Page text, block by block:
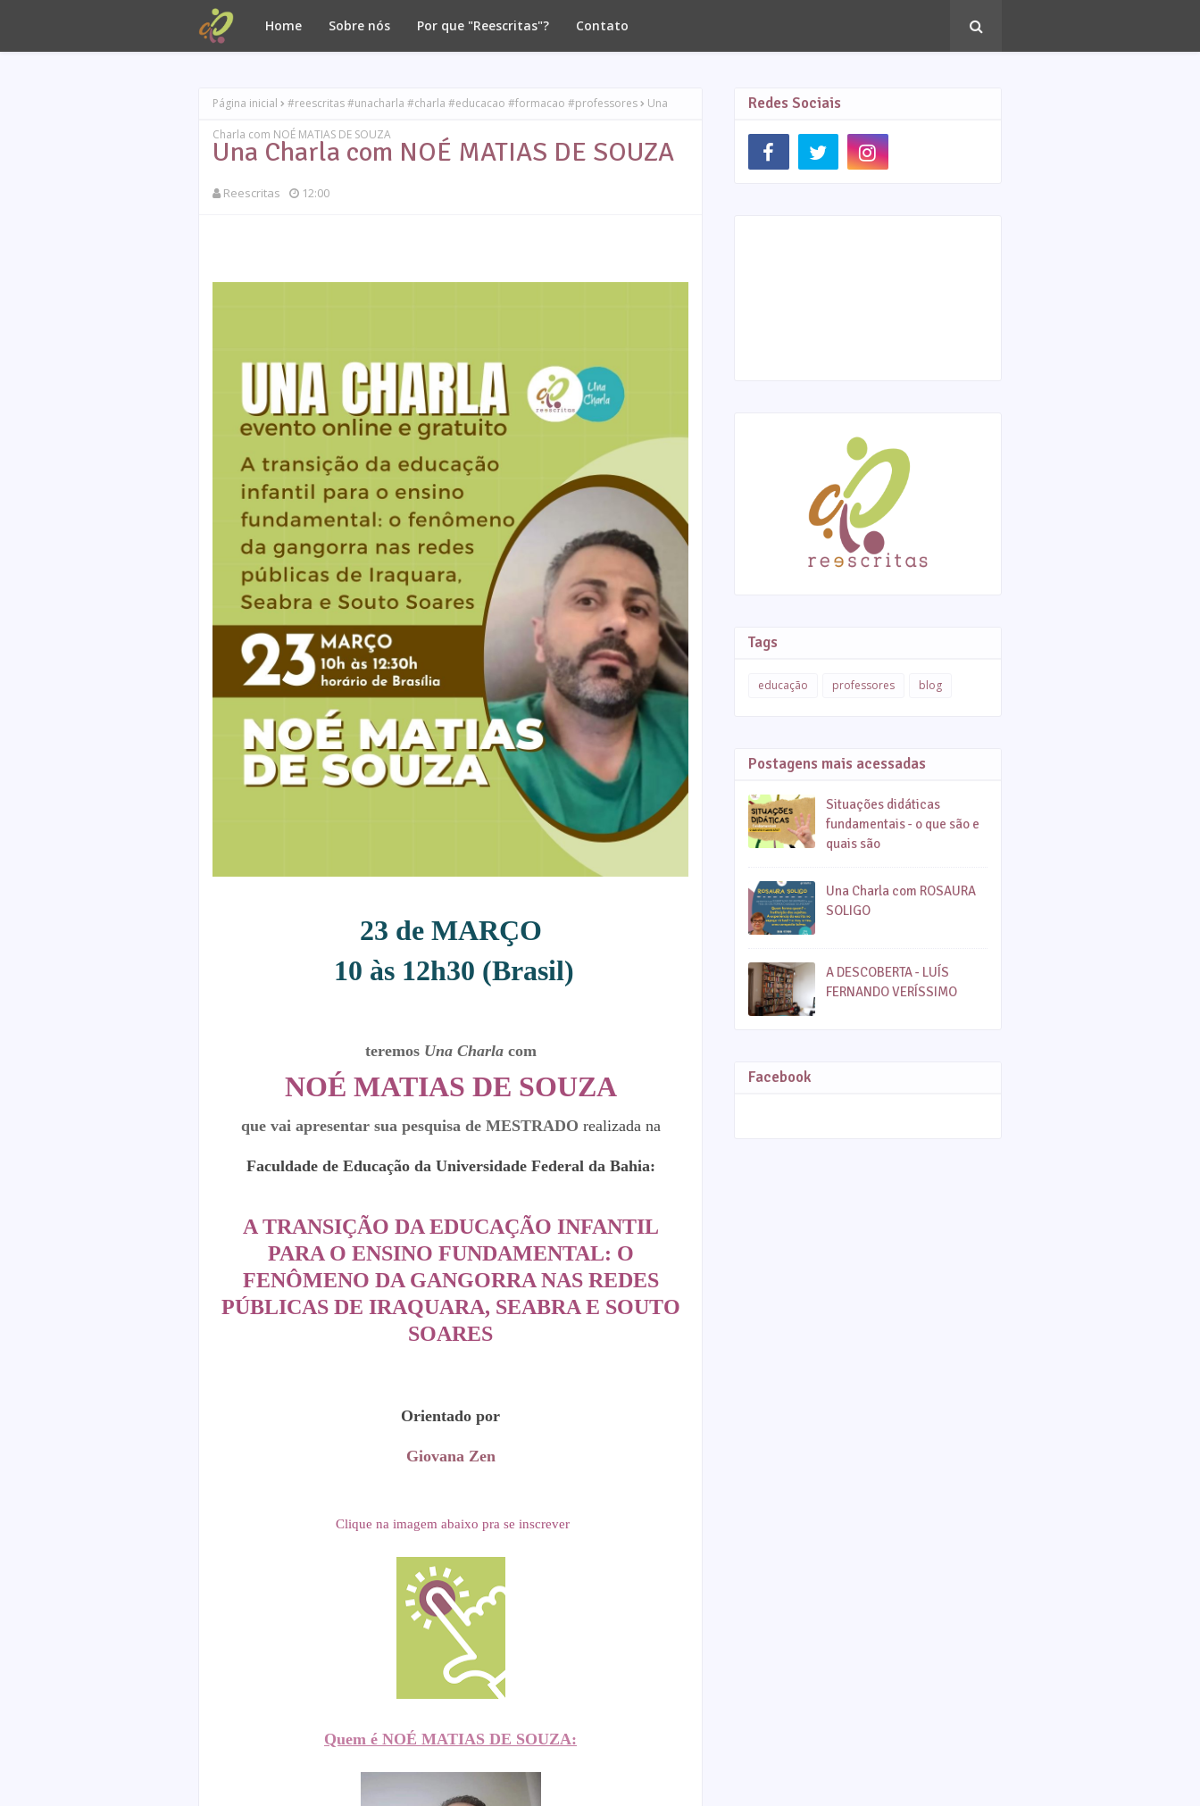
Home Sobre nós Por que "Reescritas"? Contato
Página inicial #reescritas #unacharla #charla #educacao #formacao #professores Una
Charla com NOÉ MATIAS DE SOUZA
Una Charla com NOÉ MATIAS DE SOUZA
Reescritas 12:00
23 de MARÇO
10 às 12h30 (Brasil)
teremos Una Charlacom
NOÉ MATIAS DE SOUZA
que vai apresentar sua pesquisa de MESTRADO realizada na
Faculdade de Educação da Universidade Federal da Bahia:
A TRANSIÇÃO DA EDUCAÇÃO INFANTIL
PARA O ENSINO FUNDAMENTAL: O
FENÔMENO DA GANGORRA NAS REDES
PÚBLICAS DE IRAQUARA, SEABRA E SOUTO
SOARES
Orientado por
Giovana Zen
Clique na imagem abaixo pra se inscrever
Quem é NOÉ MATIAS DE SOUZA:
Redes Sociais
Tags
educação professores blog
Postagens mais acessadas
Situações didáticas
fundamentais - o que são e
quais são
Una Charla com ROSAURA
SOLIGO
A DESCOBERTA - LUÍS
FERNANDO VERÍSSIMO
Facebook